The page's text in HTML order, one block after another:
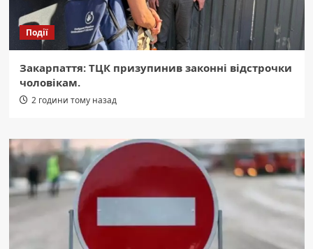
Події
Закарпаття: ТЦК призупинив законні відстрочки
чоловікам.
2 години тому назад